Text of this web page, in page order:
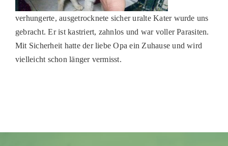
TIERHEIMTIERE
TIERHEIME
PATENSCHAFTEN
verhungerte, ausgetrocknete sicher uralte Kater wurde uns
gebracht. Er ist kastriert, zahnlos und war voller Parasiten.
Mit Sicherheit hatte der liebe Opa ein Zuhause und wird
vielleicht schon länger vermisst.